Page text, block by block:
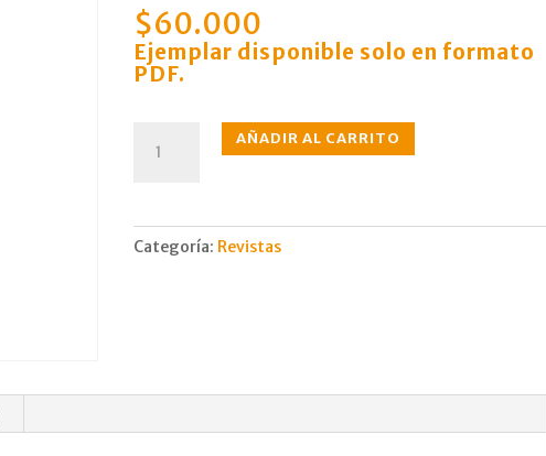
$60.000
Ejemplar disponible solo en formato
PDF.
may.,
AÑADIR AL CARRITO
Categoría: Revistas